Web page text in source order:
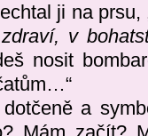
ji na
v
nosit
a